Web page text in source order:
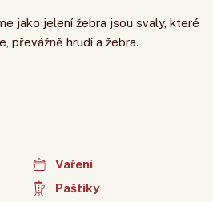
jako jelení žebra jsou svaly, které
převážně hrudí a žebra.
Vaření
Paštiky